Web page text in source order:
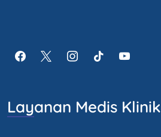
Layanan Medis Klinik